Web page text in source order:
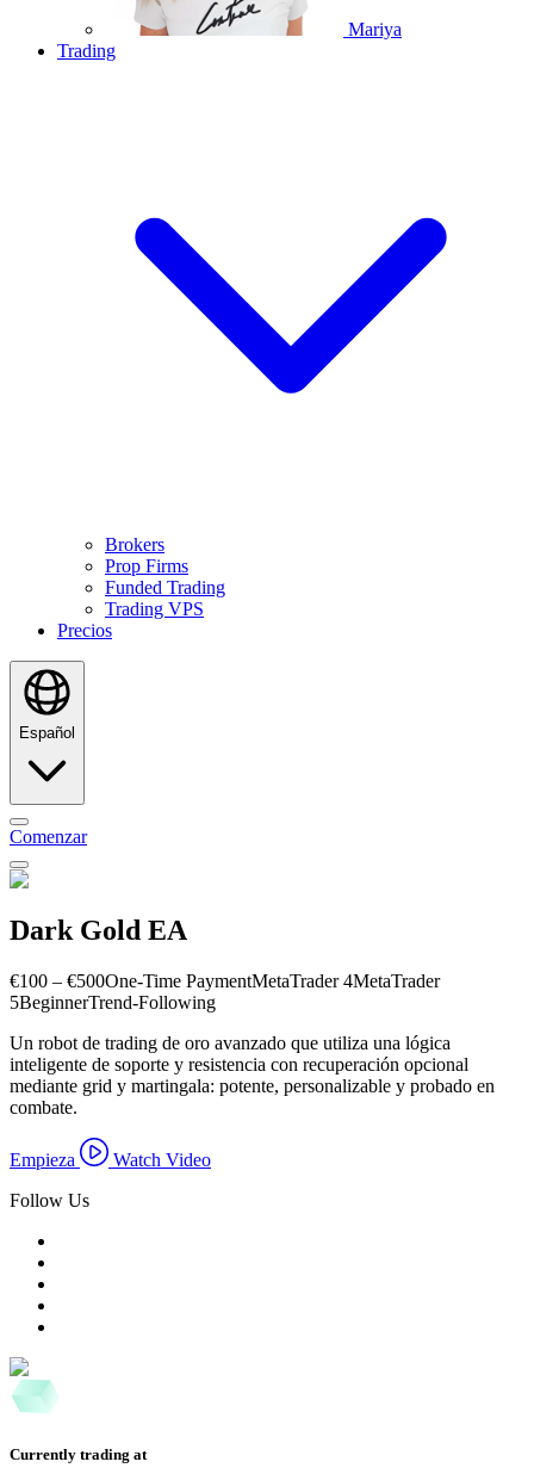
Mariya
Trading
Brokers
Prop Firms
Funded Trading
Trading VPS
Precios
Español
Comenzar
Dark Gold EA
€100 – €500One-Time PaymentMetaTrader 4MetaTrader
5BeginnerTrend-Following
Un robot de trading de oro avanzado que utiliza una lógica
inteligente de soporte y resistencia con recuperación opcional
mediante grid y martingala: potente, personalizable y probado en
combate.
Empieza
Watch Video
Follow Us
Currently trading at